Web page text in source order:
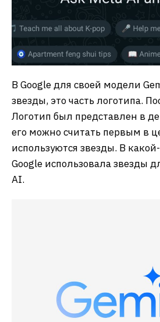
В Google для своей модели
звезды, это часть логотипа.
Логотип был представлен в
его можно считать первым в
используются звезды. В
Google использовала звезды
AI.